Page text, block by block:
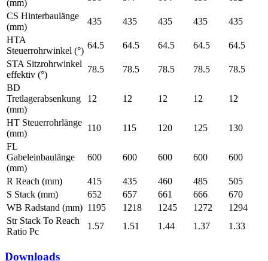
(mm)
CS Hinterbaulänge
(mm)
435 435 435 435
435
HTA
Steuerrohrwinkel (°)
64.5 64.5 64.5 64.5
64.5
STA Sitzrohrwinkel
effektiv (°)
78.5 78.5 78.5 78.5
78.5
BD
Tretlagerabsenkung
(mm)
12 12 12 12 12
HT Steuerrohrlänge
(mm)
110 115 120 125
130
FL
Gabeleinbaulänge
(mm)
600 600 600 600 600
R Reach (mm) 415 435 460 485
505
S Stack (mm)
652 657 661 666
670
WB Radstand (mm) 1195 1218 1245 1272
1294
Str Stack To Reach
Ratio Pc
1.57 1.51 1.44 1.37 1.33
Downloads